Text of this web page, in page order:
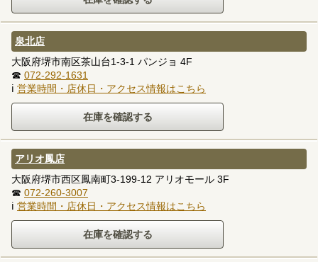
泉北店
大阪府堺市南区茶山台1-3-1 パンジョ 4F
☎ 072-292-1631
ℹ 営業時間・店休日・アクセス情報はこちら
アリオ鳳店
大阪府堺市西区鳳南町3-199-12 アリオモール 3F
☎ 072-260-3007
ℹ 営業時間・店休日・アクセス情報はこちら